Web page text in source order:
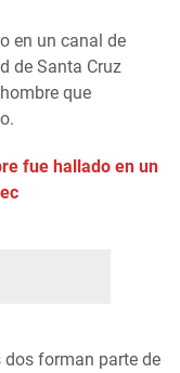
en un canal de
de Santa Cruz
que
fue hallado en un
forman parte de